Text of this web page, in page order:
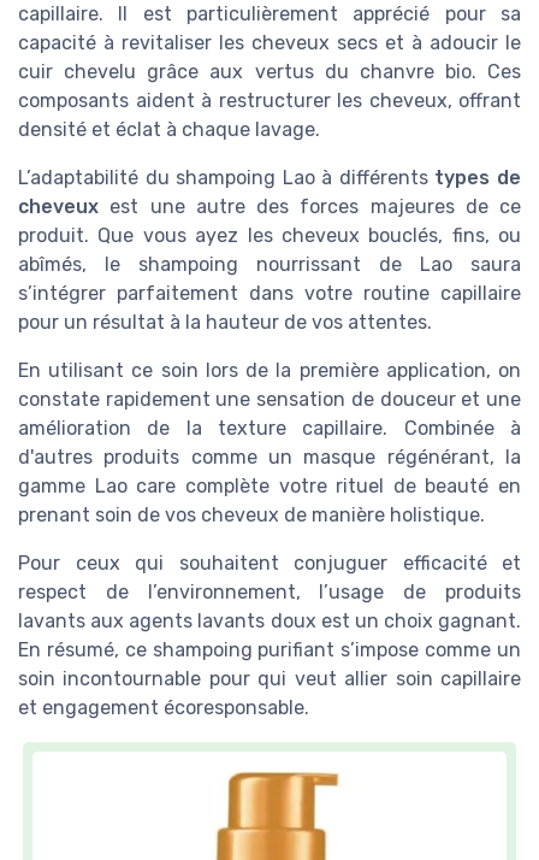
capillaire. Il est particulièrement apprécié pour sa
capacité à revitaliser les cheveux secs et à adoucir le
cuir chevelu grâce aux vertus du chanvre bio. Ces
composants aident à restructurer les cheveux, offrant
densité et éclat à chaque lavage.
L’adaptabilité du shampoing Lao à différents types de
cheveux est une autre des forces majeures de ce
produit. Que vous ayez les cheveux bouclés, fins, ou
abîmés, le shampoing nourrissant de Lao saura
s’intégrer parfaitement dans votre routine capillaire
pour un résultat à la hauteur de vos attentes.
En utilisant ce soin lors de la première application, on
constate rapidement une sensation de douceur et une
amélioration de la texture capillaire. Combinée à
d'autres produits comme un masque régénérant, la
gamme Lao care complète votre rituel de beauté en
prenant soin de vos cheveux de manière holistique.
Pour ceux qui souhaitent conjuguer efficacité et
respect de l’environnement, l’usage de produits
lavants aux agents lavants doux est un choix gagnant.
En résumé, ce shampoing purifiant s’impose comme un
soin incontournable pour qui veut allier soin capillaire
et engagement écoresponsable.